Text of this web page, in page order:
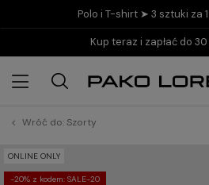
Polo i T-shirt ➤ 3 sztuki za
Kup teraz i zapłać do 30
Wróć do:Szorty
ONLINE ONLY
-20% z kodem: SALE-20